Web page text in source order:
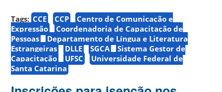
Tags: CCE CCP
Centro de Comunicação e
Expressão
Coordenadoria de Capacitação de
Pessoas
Departamento de Língua e Literatura
Estrangeiras
DLLE SGCA
Sistema Gestor de
Capacitação
UFSC
Universidade Federal de
Santa Catarina